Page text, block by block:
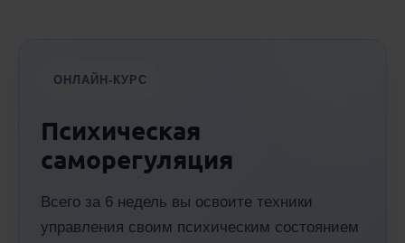
ОНЛАЙН-КУРС
Психическая
саморегуляция
Всего за 6 недель вы освоите техники
управления своим психическим состоянием